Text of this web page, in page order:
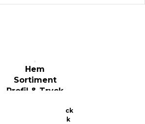
Hem
Sortiment
Profil & Tryck
USB-minnen med tryck
Plastfickor med tryck